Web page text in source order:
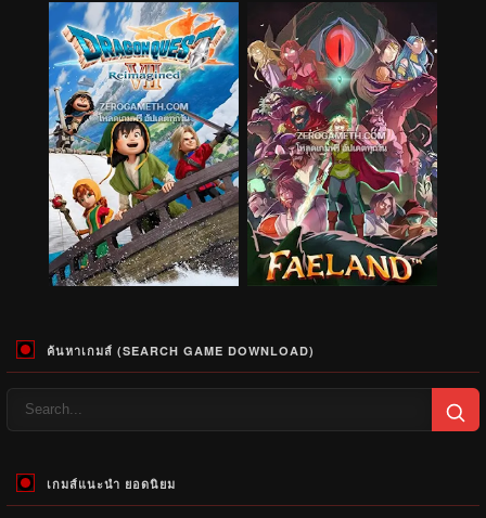
ค้นหาเกมส์ (SEARCH GAME DOWNLOAD)
เกมส์แนะนำ ยอดนิยม